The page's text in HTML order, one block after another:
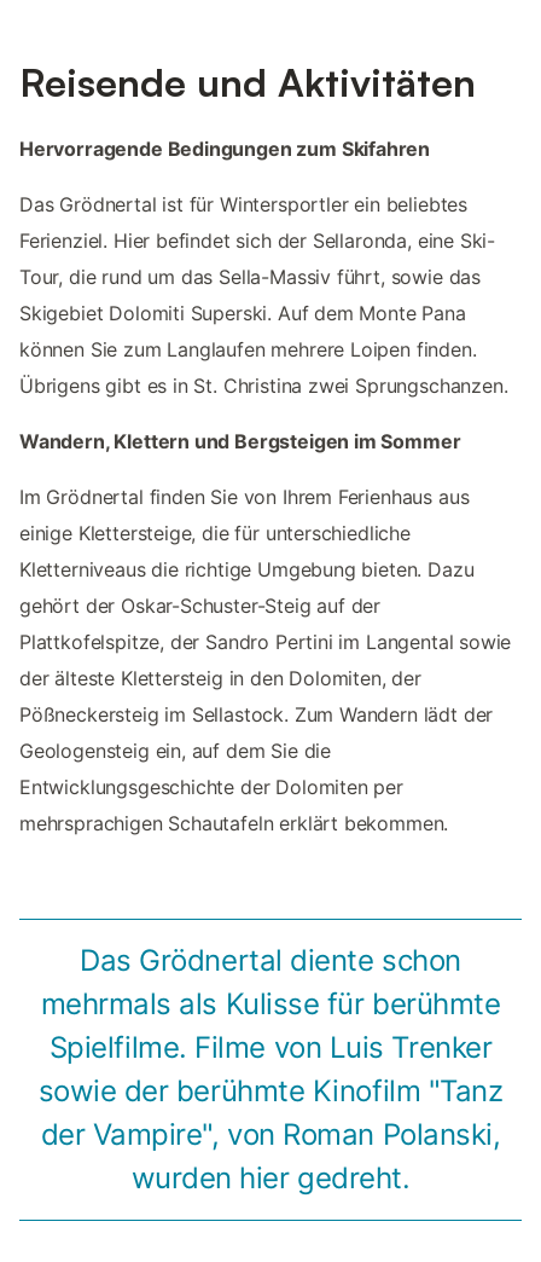
Reisende und Aktivitäten
Hervorragende Bedingungen zum Skifahren
Das Grödnertal ist für Wintersportler ein beliebtes
Ferienziel. Hier befindet sich der Sellaronda, eine Ski-
Tour, die rund um das Sella-Massiv führt, sowie das
Skigebiet Dolomiti Superski. Auf dem Monte Pana
können Sie zum Langlaufen mehrere Loipen finden.
Übrigens gibt es in St. Christina zwei Sprungschanzen.
Wandern, Klettern und Bergsteigen im Sommer
Im Grödnertal finden Sie von Ihrem Ferienhaus aus
einige Klettersteige, die für unterschiedliche
Kletterniveaus die richtige Umgebung bieten. Dazu
gehört der Oskar-Schuster-Steig auf der
Plattkofelspitze, der Sandro Pertini im Langental sowie
der älteste Klettersteig in den Dolomiten, der
Pößneckersteig im Sellastock. Zum Wandern lädt der
Geologensteig ein, auf dem Sie die
Entwicklungsgeschichte der Dolomiten per
mehrsprachigen Schautafeln erklärt bekommen.
Das Grödnertal diente schon
mehrmals als Kulisse für berühmte
Spielfilme. Filme von Luis Trenker
sowie der berühmte Kinofilm "Tanz
der Vampire", von Roman Polanski,
wurden hier gedreht.